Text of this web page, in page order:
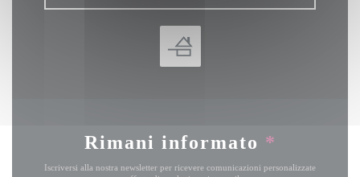
Rimani informato *
Iscriversi alla nostra newsletter per ricevere comunicazioni personalizzate